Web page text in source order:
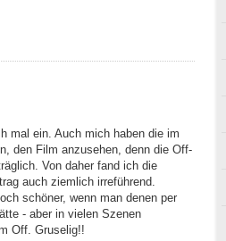
mal ein. Auch mich haben die im
den Film anzusehen, denn die Off-
Von daher fand ich die
auch ziemlich irreführend.
schöner, wenn man denen per
- aber in vielen Szenen
Off. Gruselig!!